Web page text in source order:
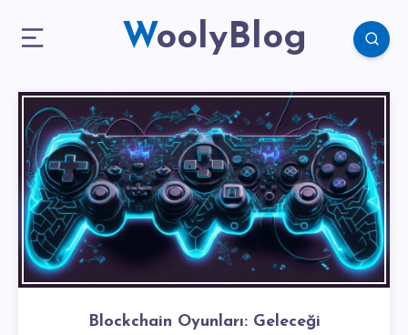
WoolyBlog
Blockchain Oyunları: Geleceği